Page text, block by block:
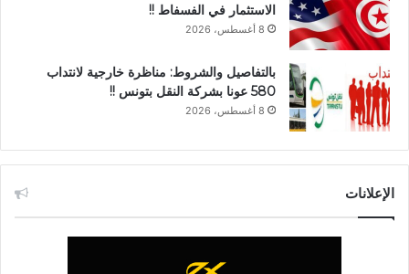
الاستثمار في الفسفاط !!
8 أغسطس، 2026
بالتفاصيل والشروط: مناظرة خارجية لانتداب
580 عونا بشركة النقل بتونس !!
8 أغسطس، 2026
الإعلانات